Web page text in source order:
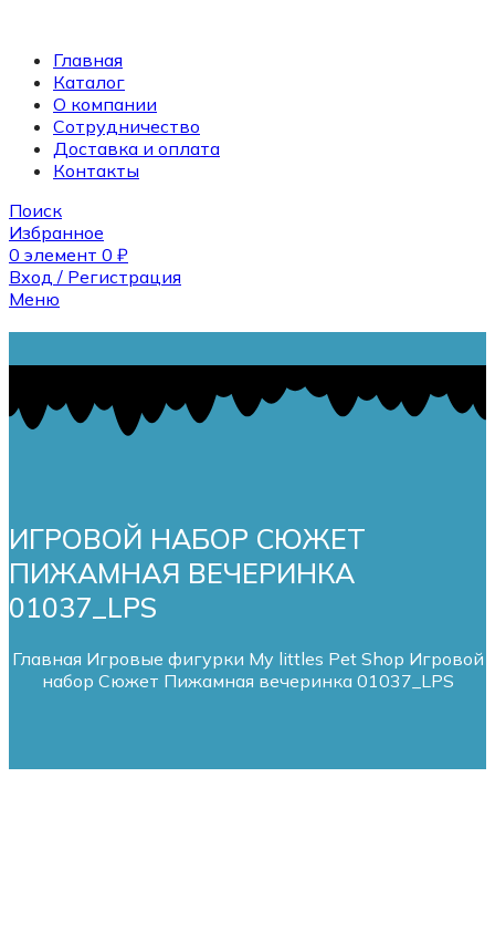
Главная
Каталог
О компании
Сотрудничество
Доставка и оплата
Контакты
Поиск
Избранное
0 элемент 0 ₽
Вход / Регистрация
Меню
0элемент 0₽
ИГРОВОЙ НАБОР СЮЖЕТ
ПИЖАМНАЯ ВЕЧЕРИНКА
01037_LPS
Главная Игровые фигурки My littles Pet Shop Игровой
набор Сюжет Пижамная вечеринка 01037_LPS